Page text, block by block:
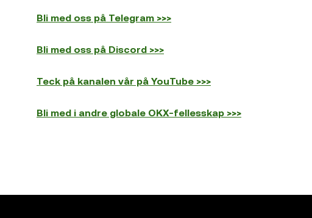
Bli med oss på Telegram >>>
Bli med oss på Discord >>>
Teck på kanalen vår på YouTube >>>
Bli med i andre globale OKX-fellesskap >>>